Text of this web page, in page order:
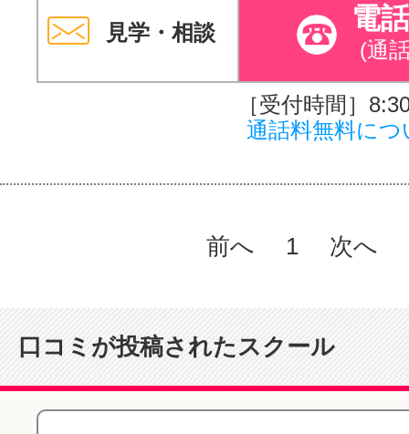
見学・相談 電
(通
［受付時間］
通話料無料につ
前へ 1 次へ
口コミが投稿されたスクール